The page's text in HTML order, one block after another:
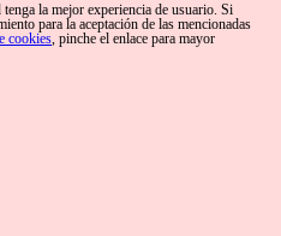
la mejor experiencia de usuario. Si
para la aceptación de las mencionadas
cookies, pinche el enlace para mayor